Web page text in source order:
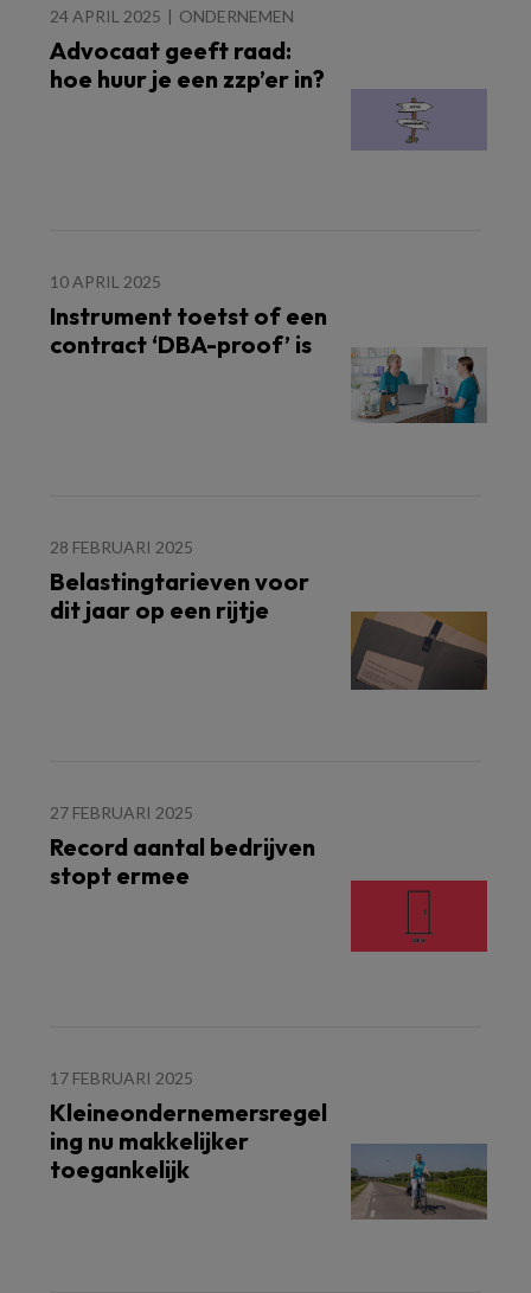
24 APRIL 2025 ONDERNEMEN
Advocaat geeft raad:
hoe huur je een zzp’er in?
10 APRIL 2025
Instrument toetst of een
contract ‘DBA-proof’ is
28 FEBRUARI 2025
Belastingtarieven voor
dit jaar op een rijtje
27 FEBRUARI 2025
Record aantal bedrijven
stopt ermee
17 FEBRUARI 2025
Kleineondernemersregel
ing nu makkelijker
toegankelijk